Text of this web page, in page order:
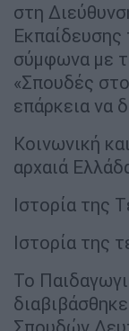
στη
Εκπαίδευσης
σύμφωνα με
«Σπουδές
επάρκεια να
Κοινωνική
αρχαιά
Ιστορία της
Ιστορία της
Το